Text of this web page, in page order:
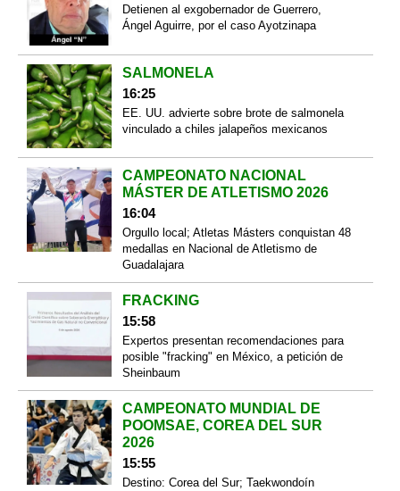
Detienen al exgobernador de Guerrero,
Ángel Aguirre, por el caso Ayotzinapa
SALMONELA
16:25
EE. UU. advierte sobre brote de salmonela
vinculado a chiles jalapeños mexicanos
CAMPEONATO NACIONAL
MÁSTER DE ATLETISMO 2026
16:04
Orgullo local; Atletas Másters conquistan 48
medallas en Nacional de Atletismo de
Guadalajara
FRACKING
15:58
Expertos presentan recomendaciones para
posible "fracking" en México, a petición de
Sheinbaum
CAMPEONATO MUNDIAL DE
POOMSAE, COREA DEL SUR
2026
15:55
Destino: Corea del Sur; Taekwondoín